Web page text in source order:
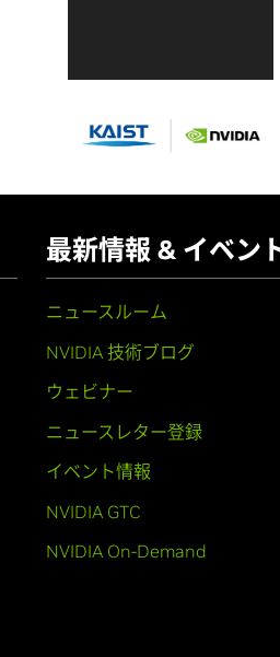
最新情報 & イベン
ニュースルーム
NVIDIA 技術ブログ
ウェビナー
ニュースレター登録
イベント情報
NVIDIA GTC
NVIDIA On-Demand